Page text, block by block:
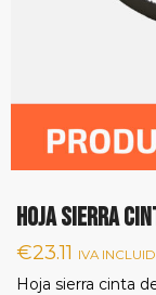
Hoja sierra
€23.11 IVA
Hoja sierra cinta